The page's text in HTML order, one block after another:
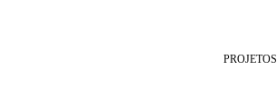
PROJETOS